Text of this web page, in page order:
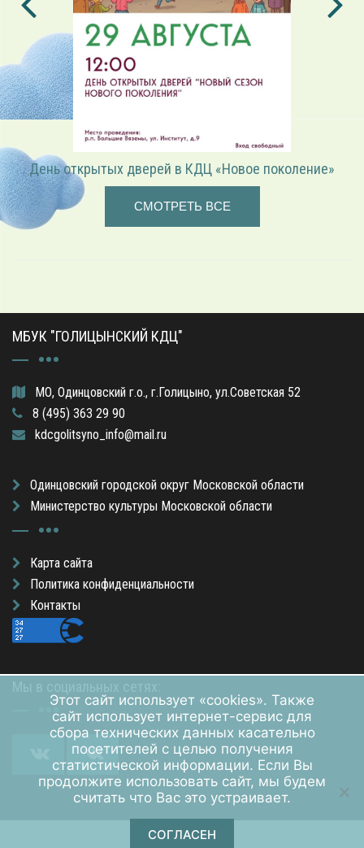
День открытых дверей в КДЦ «Новое поколение»
СМОТРЕТЬ ВСЕ
МБУК "ГОЛИЦЫНСКИЙ КДЦ"
МО, Одинцовский г.о., г.Голицыно, ул.Советская 52
8 (495) 363 29 90
kdcgolitsyno_info@mail.ru
Одинцовский городской округ Московской области
Министерство культуры Московской области
Карта сайта
Политика конфиденциальности
Контакты
Этот сайт использует «cookies». Также
сайт использует интернет-сервис для
сбора технических данных касательно
посетителей с целью получения
статистической информации. Если Вы
продолжите использовать сайт, мы будем
считать что Вас это устраивает.
СОГЛАСЕН